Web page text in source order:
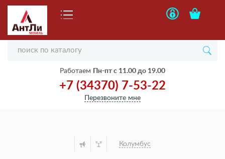
Работаем Пн-пт с 11.00 до 19.00
+7 (34370) 7-53-22
Перезвоните мне
Колумбус